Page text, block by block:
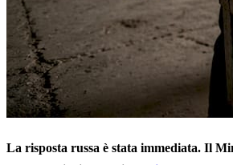
La risposta russa è stata immediata. Il